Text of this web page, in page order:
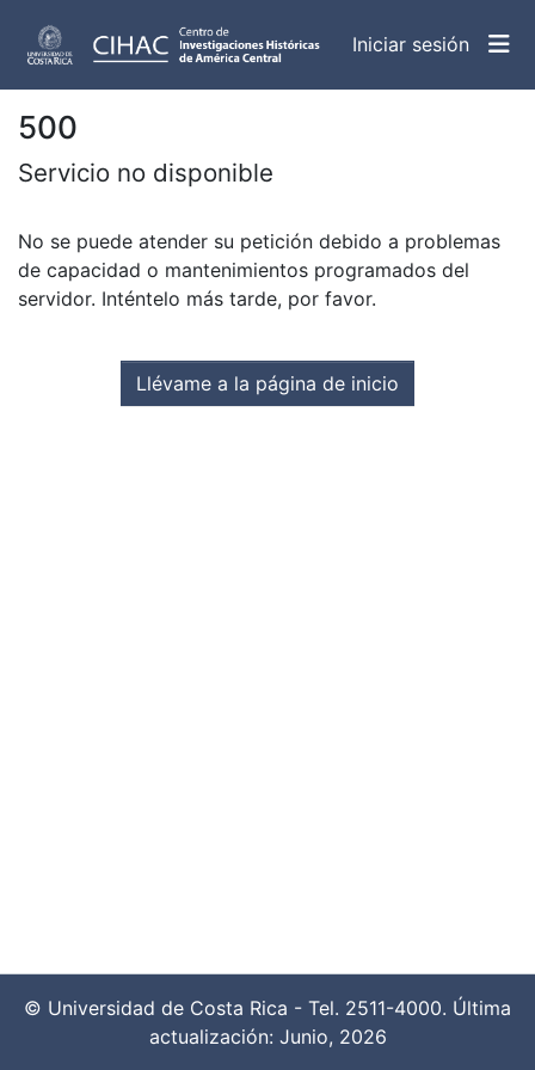
Iniciar sesión
500
Servicio no disponible
No se puede atender su petición debido a problemas
de capacidad o mantenimientos programados del
servidor. Inténtelo más tarde, por favor.
Llévame a la página de inicio
© Universidad de Costa Rica - Tel. 2511-4000. Última
actualización: Junio, 2026